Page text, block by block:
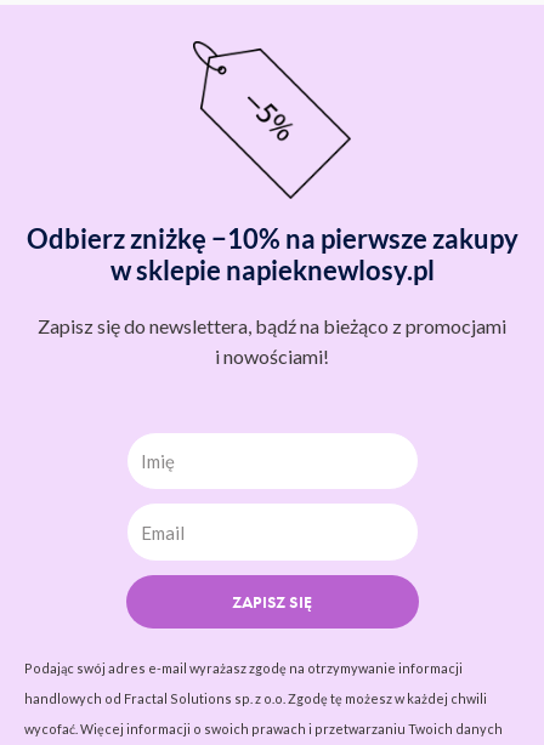
Odbierz zniżkę −10% na pierwsze zakupy
w sklepie napieknewlosy.pl
Zapisz się do newslettera, bądź na bieżąco z promocjami
i nowościami!
Imię
ZAPISZ SIĘ
Podając swój adres e-mail wyrażasz zgodę na otrzymywanie informacji
handlowych od Fractal Solutions sp. z o.o. Zgodę tę możesz w każdej chwili
wycofać. Więcej informacji o swoich prawach i przetwarzaniu Twoich danych